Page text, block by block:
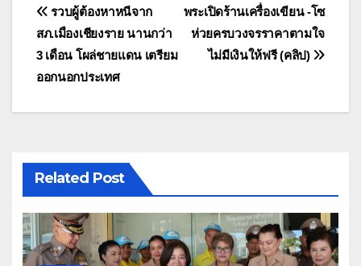
แนะแนว
เรื่อง
พระเปิดร้านเครื่องเขียน -โซ
ห่วยครบวงจรราคาตามใจ
ไม่มีเงินให้ฟรี (คลิป)
รวบผู้ต้องหาหนีจาก
สภ.เมืองเชียงราย นานกว่า
3 เดือน โผล่ชายแดน เตรียม
ออกนอกประเทศ
Related Post